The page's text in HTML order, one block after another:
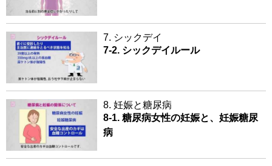
7. シックデイ
7-2. シックデイルール
8. 妊娠と糖尿病
8-1. 糖尿病女性の妊娠と、妊娠糖尿
病